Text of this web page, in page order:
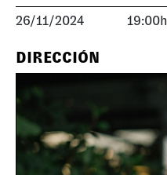
26/11/2024 19:00h
DIRECCIÓN